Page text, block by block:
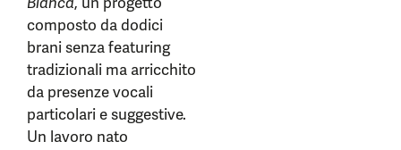
composto da dodici
brani senza featuring
tradizionali ma arricchito
da presenze vocali
particolari e suggestive.
Un lavoro nato